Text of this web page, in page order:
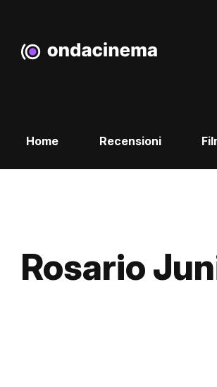
Home Recensioni
Rosario